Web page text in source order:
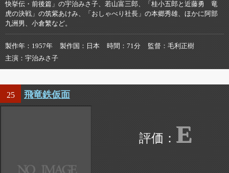
快挙伝・前後篇」の宇治みさ子、若山富三郎、「桂小五郎と近藤勇 竜
虎の決戦」の筑紫あけみ、「おしゃべり社長」の本郷秀雄、ほかに阿部
九洲男、小倉繁など。
製作年 1957年 製作国 日本 時間 71分 監督
毛利正樹
主演
宇治みさ子
25 飛竜鉄仮面
E